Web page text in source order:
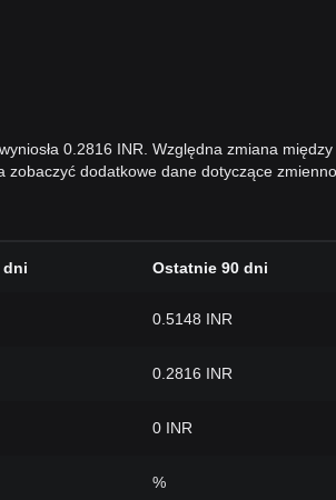
0.2816 INR. Względna zmiana między
dodatkowe dane dotyczące
dni Ostatnie 90 dni
0.5148 INR
0.2816 INR
0 INR
%